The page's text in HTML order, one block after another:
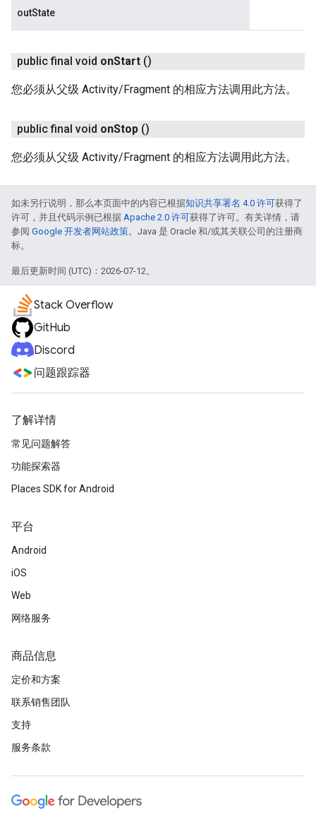
outState
public final void onStart ()
您必须从父级 Activity/Fragment 的相应方法调用此方法。
public final void onStop ()
您必须从父级 Activity/Fragment 的相应方法调用此方法。
如未另行说明，那么本页面中的内容已根据知识共享署名 4.0 许可获得了
许可，并且代码示例已根据 Apache 2.0 许可获得了许可。有关详情，请
参阅 Google 开发者网站政策。Java 是 Oracle 和/或其关联公司的注册商
标。
最后更新时间 (UTC)：2026-07-12。
Stack Overflow
GitHub
Discord
问题跟踪器
了解详情
常见问题解答
功能探索器
Places SDK for Android
平台
Android
iOS
Web
网络服务
商品信息
定价和方案
联系销售团队
支持
服务条款